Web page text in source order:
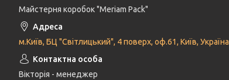
Майстерня коробок "Meriam Pack"
м.Київ, БЦ "Світлицький", 4 поверх, оф.61, Київ, Україна
Вікторія - менеджер